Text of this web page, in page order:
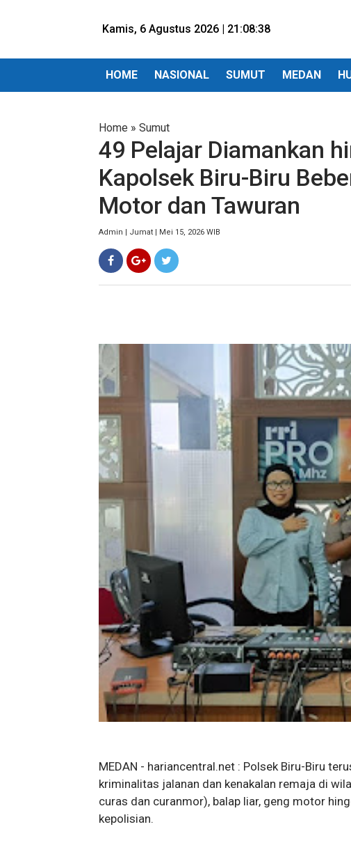
Kamis, 6 Agustus 2026 | 21:08:40
HOME NASIONAL SUMUT MEDAN
Home » Sumut
49 Pelajar Diamankan
Kapolsek Biru-Biru
Motor dan Tawuran
Admin | Jumat | Mei 15, 2026 WIB
MEDAN - hariancentral.net : Polsek Biru-Biru
kriminalitas jalanan dan kenakalan remaja di
curas dan curanmor), balap liar, geng motor
kepolisian.